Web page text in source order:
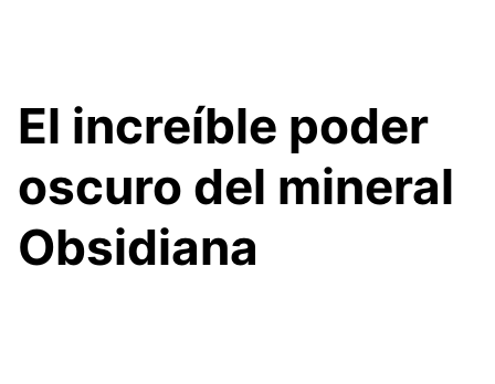
El increíble poder
oscuro del mineral
Obsidiana